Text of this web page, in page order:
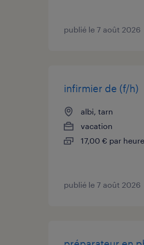
publié le 7 août 2026
infirmier de (f/h)
albi, tarn
vacation
17,00 € par heure
publié le 7 août 2026